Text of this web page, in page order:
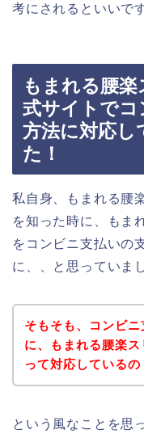
考にされるといいで
もまれる腰
式サイトでコ
方法に対応し
た！
私自身、もまれる腰
を知った時に、もま
をコンビニ支払いの
に、、と思っていま
そもそも、コンビ
に、もまれる腰楽
って対応しているの
という風なことを思